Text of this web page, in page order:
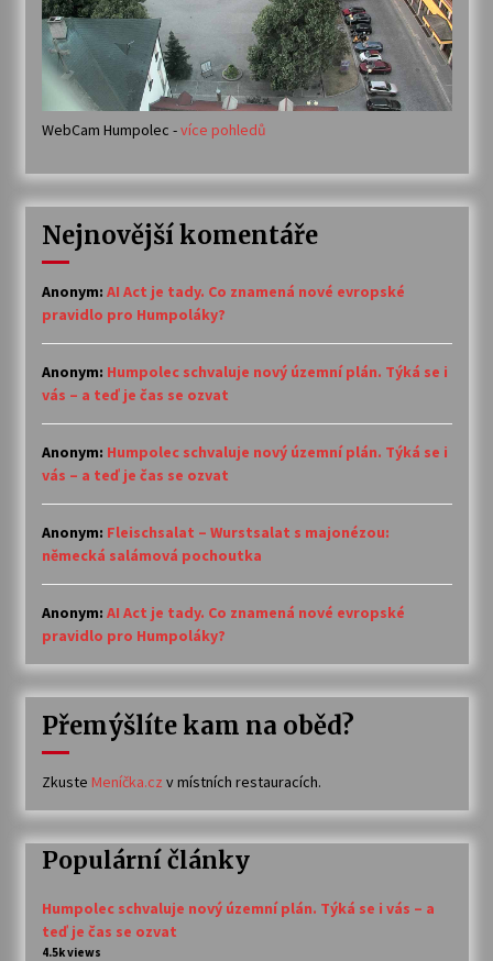
WebCam Humpolec -více pohledů
Nejnovější komentáře
Anonym: AI Act je tady. Co znamená nové evropské
pravidlo pro Humpoláky?
Anonym: Humpolec schvaluje nový územní plán. Týká se i
vás – a teď je čas se ozvat
Anonym: Humpolec schvaluje nový územní plán. Týká se i
vás – a teď je čas se ozvat
Anonym: Fleischsalat – Wurstsalat s majonézou:
německá salámová pochoutka
Anonym: AI Act je tady. Co znamená nové evropské
pravidlo pro Humpoláky?
Přemýšlíte kam na oběd?
Zkuste Meníčka.cz v místních restauracích.
Populární články
Humpolec schvaluje nový územní plán. Týká se i vás – a
teď je čas se ozvat
4.5k views